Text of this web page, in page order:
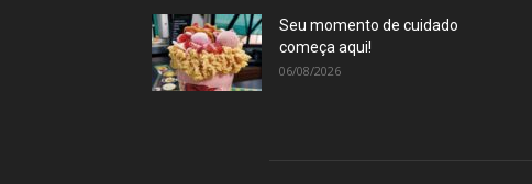
Seu momento de cuidado
começa aqui!
06/08/2026